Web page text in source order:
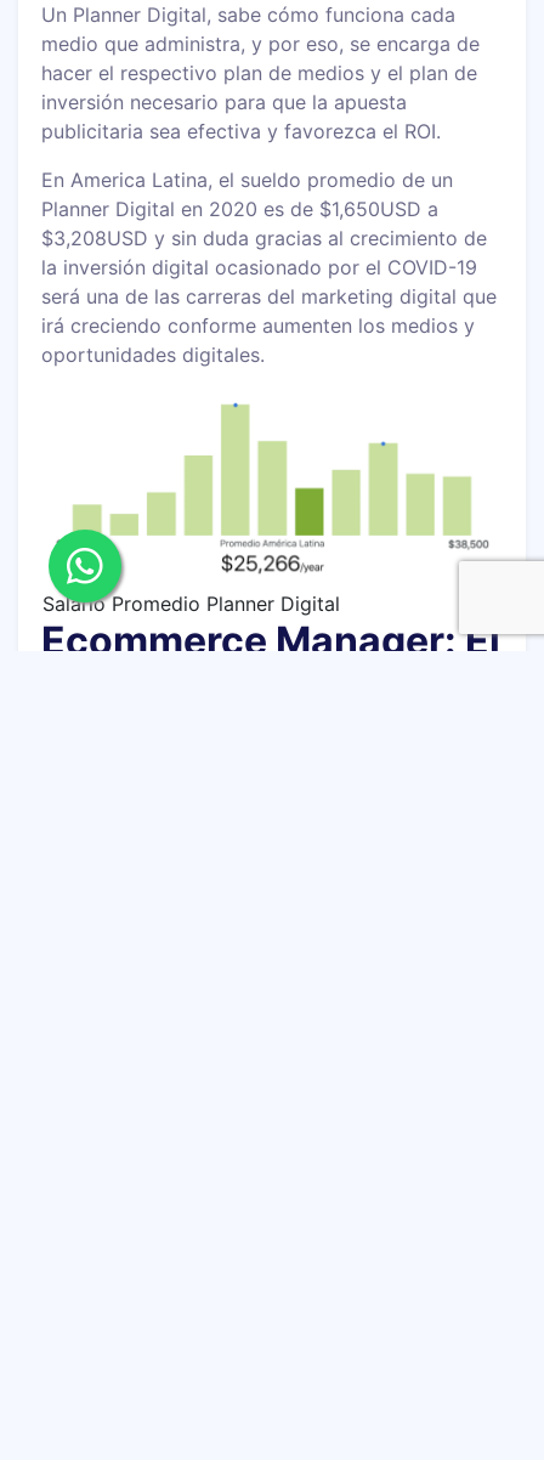
Un Planner Digital, sabe cómo funciona cada
medio que administra, y por eso, se encarga de
hacer el respectivo plan de medios y el plan de
inversión necesario para que la apuesta
publicitaria sea efectiva y favorezca el ROI.
En America Latina, el sueldo promedio de un
Planner Digital en 2020 es de $1,650USD a
$3,208USD y sin duda gracias al crecimiento de
la inversión digital ocasionado por el COVID-19
será una de las carreras del marketing digital que
irá creciendo conforme aumenten los medios y
oportunidades digitales.
Salario Promedio Planner Digital
Ecommerce Manager: El